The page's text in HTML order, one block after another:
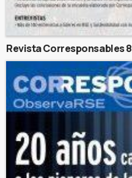
Revista Corresponsables